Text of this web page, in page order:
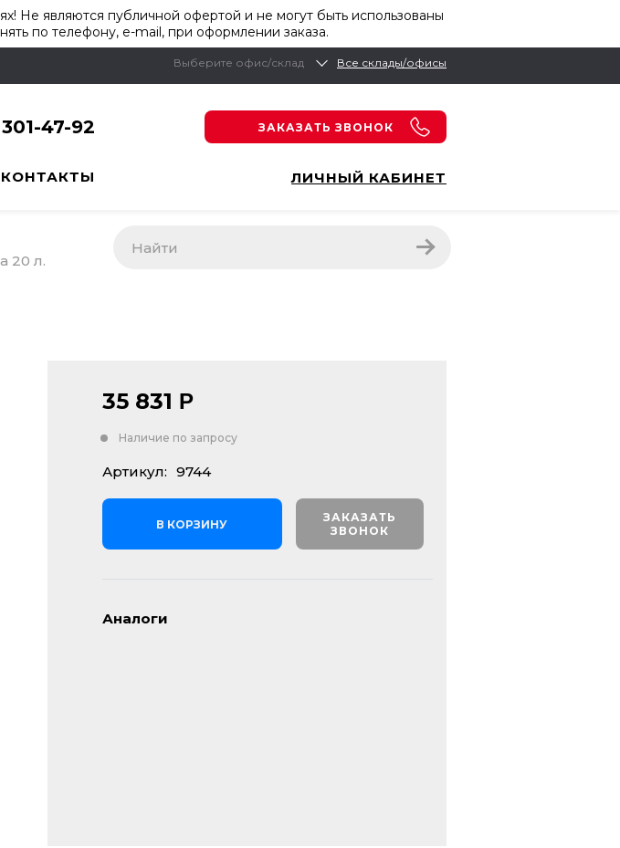
Не являются публичной офертой и не могут быть использованы
по телефону, e-mail, при оформлении заказа.
Выберите офис/склад Все склады/офисы
47-92 ЗАКАЗАТЬ ЗВОНОК
КОНТАКТЫ ЛИЧНЫЙ КАБИНЕТ
20 л.
35 831 Р
Наличие по запросу
Артикул: 9744
В КОРЗИНУ
ЗАКАЗАТЬ
ЗВОНОК
Аналоги